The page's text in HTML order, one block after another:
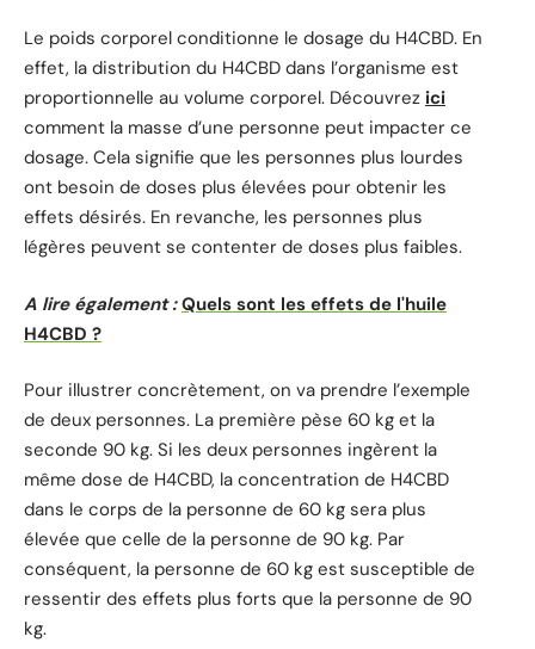
Le poids corporel conditionne le dosage du H4CBD. En
effet, la distribution du H4CBD dans l’organisme est
proportionnelle au volume corporel. Découvrez ici
comment la masse d’une personne peut impacter ce
dosage. Cela signifie que les personnes plus lourdes
ont besoin de doses plus élevées pour obtenir les
effets désirés. En revanche, les personnes plus
légères peuvent se contenter de doses plus faibles.
A lire également : Quels sont les effets de l'huile
H4CBD ?
Pour illustrer concrètement, on va prendre l’exemple
de deux personnes. La première pèse 60 kg et la
seconde 90 kg. Si les deux personnes ingèrent la
même dose de H4CBD, la concentration de H4CBD
dans le corps de la personne de 60 kg sera plus
élevée que celle de la personne de 90 kg. Par
conséquent, la personne de 60 kg est susceptible de
ressentir des effets plus forts que la personne de 90
kg.